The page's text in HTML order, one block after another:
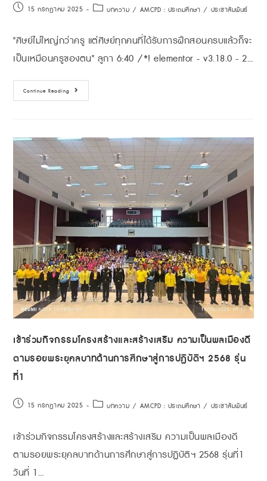
15 กรกฎาคม 2025 บทความ / AMCPD : ประถมศึกษา / ประชาสัมพันธ์
"ศิษย์ไม่ใหญ่กว่าครู แต่ศิษย์ทุกคนที่ได้รับการฝึกสอนครบแล้วก็จะ
เป็นเหมือนครูของตน" ลูกา 6:40 /*! elementor - v3.18.0 - 2…
Continue Reading
เข้าร่วมกิจกรรมโครงสร้างและสร้างเสริม ความเป็นพลเมืองดี
ตามรอยพระยุคลบาทด้านการศึกษาสู่การปฏิบัติฯ 2568 รุ่น
ที่1
15 กรกฎาคม 2025 บทความ / AMCPD : ประถมศึกษา / ประชาสัมพันธ์
เข้าร่วมกิจกรรมโครงสร้างและสร้างเสริม ความเป็นพลเมืองดี
ตามรอยพระยุคลบาทด้านการศึกษาสู่การปฏิบัติฯ 2568 รุ่นที่1
วันที่ 1…